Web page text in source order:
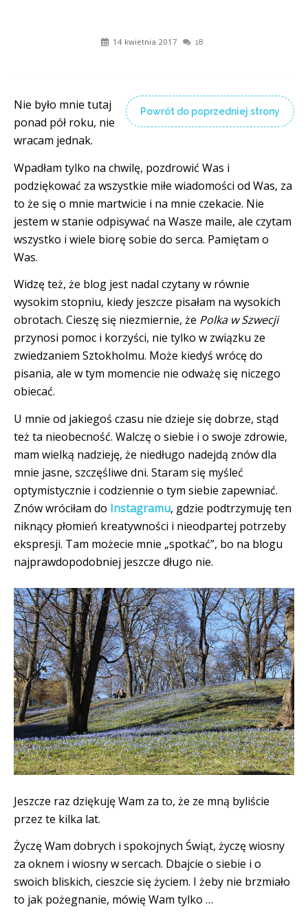
14 kwietnia 2017 18
Powrót do poprzedniej strony
Nie było mnie tutaj
ponad pół roku, nie
wracam jednak.
Wpadłam tylko na chwilę, pozdrowić Was i
podziękować za wszystkie miłe wiadomości od Was, za
to że się o mnie martwicie i na mnie czekacie. Nie
jestem w stanie odpisywać na Wasze maile, ale czytam
wszystko i wiele biorę sobie do serca. Pamiętam o
Was.
Widzę też, że blog jest nadal czytany w równie
wysokim stopniu, kiedy jeszcze pisałam na wysokich
obrotach. Cieszę się niezmiernie, że Polka w Szwecji
przynosi pomoc i korzyści, nie tylko w związku ze
zwiedzaniem Sztokholmu. Może kiedyś wrócę do
pisania, ale w tym momencie nie odważę się niczego
obiecać.
U mnie od jakiegoś czasu nie dzieje się dobrze, stąd
też ta nieobecność. Walczę o siebie i o swoje zdrowie,
mam wielką nadzieję, że niedługo nadejdą znów dla
mnie jasne, szczęśliwe dni. Staram się myśleć
optymistycznie i codziennie o tym siebie zapewniać.
Znów wróciłam do Instagramu, gdzie podtrzymuję ten
niknący płomień kreatywności i nieodpartej potrzeby
ekspresji. Tam możecie mnie „spotkać”, bo na blogu
najprawdopodobniej jeszcze długo nie.
Jeszcze raz dziękuję Wam za to, że ze mną byliście
przez te kilka lat.
Życzę Wam dobrych i spokojnych Świąt, życzę wiosny
za oknem i wiosny w sercach. Dbajcie o siebie i o
swoich bliskich, cieszcie się życiem. I żeby nie brzmiało
to jak pożegnanie, mówię Wam tylko …